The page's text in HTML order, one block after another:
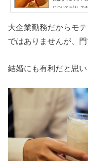
についてお話しで
けっこう来ます！
のか？ 結婚には
大企業勤務だからモ
ではありませんが、
結婚にも有利だと思い